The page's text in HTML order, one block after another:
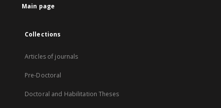
Main page
Collections
Articles of journals
Pre-Doctoral
Doctoral and Habilitation Theses